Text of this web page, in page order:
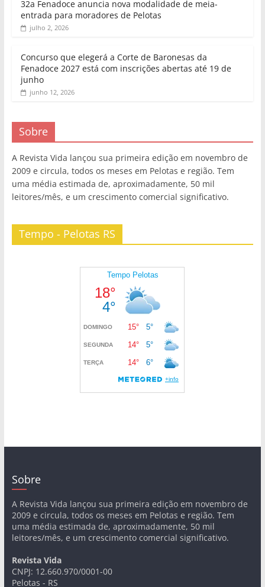
32a Fenadoce anuncia nova modalidade de meia-
entrada para moradores de Pelotas
julho 2, 2026
Concurso que elegerá a Corte de Baronesas da
Fenadoce 2027 está com inscrições abertas até 19 de
junho
junho 12, 2026
Sobre
A Revista Vida lançou sua primeira edição em novembro de
2009 e circula, todos os meses em Pelotas e região. Tem
uma média estimada de, aproximadamente, 50 mil
leitores/mês, e um crescimento comercial significativo.
Tempo - Pelotas RS
Sobre
A Revista Vida lançou sua primeira edição em novembro de
2009 e circula, todos os meses em Pelotas e região. Tem
uma média estimada de, aproximadamente, 50 mil
leitores/mês, e um crescimento comercial significativo.
Revista Vida
CNPJ: 12.660.970/0001-00
Pelotas - RS